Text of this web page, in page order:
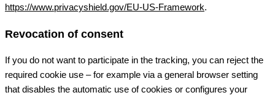
https://www.privacyshield.gov/EU-US-Framework.
Revocation of consent
If you do not want to participate in the tracking, you can reject the
required cookie use – for example via a general browser setting
that disables the automatic use of cookies or configures your